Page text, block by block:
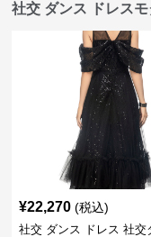
社交 ダンス ドレス
¥22,270 (税込)
社交 ダンス ドレス 社交